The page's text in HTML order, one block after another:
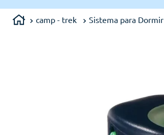
camp - trek Sistema para Dormir